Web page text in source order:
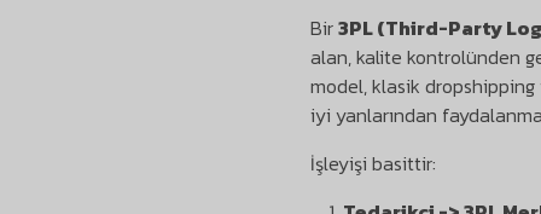
Bir3PL (Third-Party
alan, kalite kontrolünden
model, klasik
iyi yanlarından
İşleyişi basittir: